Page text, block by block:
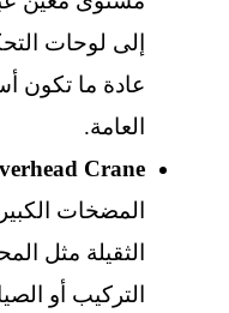
إلى لوحات
عادة ما
العامة.
Crane:
المضخات
الثقيلة مثل
التركيب أو